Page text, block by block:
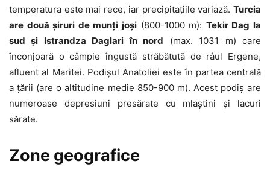
temperatura este mai rece, iar precipitațiile variază. Turcia
are două șiruri de munți joși (800-1000 m): Tekir Dag la
sud și Istrandza Daglari în nord (max. 1031 m) care
înconjoară o câmpie îngustă străbătută de râul Ergene,
afluent al Maritei. Podișul Anatoliei este în partea centrală
a țării (are o altitudine medie 850-900 m). Acest podiș are
numeroase depresiuni presărate cu mlaștini și lacuri
sărate.
Zone geografice